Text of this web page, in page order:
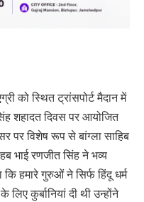
को स्थित ट्रांसपोर्ट मैदान में
शहादत दिवस पर आयोजित
पर विशेष रूप से बांग्ला साहिब
भाई रणजीत सिंह ने भव्य
हमारे गुरुओं ने सिर्फ हिंदू धर्म
लिए कुर्बानियां दी थी उन्होंने